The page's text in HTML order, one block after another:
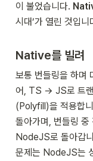
이 불었습니다.
시대’가 열린 것입니
Native를 빌려
보통 번들링을 하며
어, TS → JS로 트랜
(Polyfill)을 적용합
돌아가며, 번들링 중
NodeJS로 돌아갑
문제는 NodeJS는